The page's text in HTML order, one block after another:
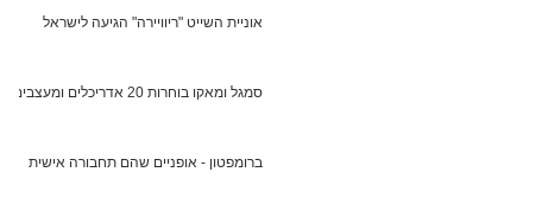
אוניית השייט "ריוויירה" הגיעה לישראל
סמגל ומאקו בוחרות 20 אדריכלים ומעצבים
ברומפטון - אופניים שהם תחבורה אישית